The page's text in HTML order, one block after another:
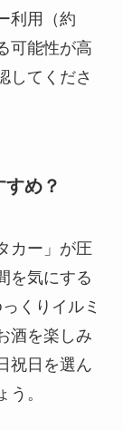
利用（約
可能性が高
してくださ
め？
カー」が圧
を気にする
くりイルミ
酒を楽しみ
祝日を選ん
。